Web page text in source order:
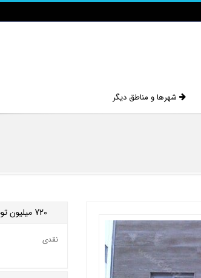
شهرها و مناطق دیگر
720 میلیون
نقدی